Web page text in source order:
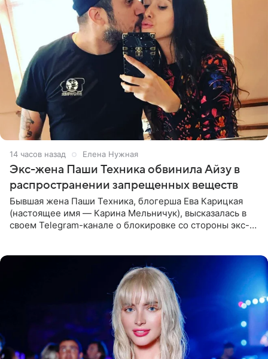
14 часов назад Елена Нужная
Экс-жена Паши Техника обвинила Айзу в
распространении запрещенных веществ
Бывшая жена Паши Техника, блогерша Ева Карицкая
(настоящее имя — Карина Мельничук), высказалась в
своем Telegram-канале о блокировке со стороны экс-